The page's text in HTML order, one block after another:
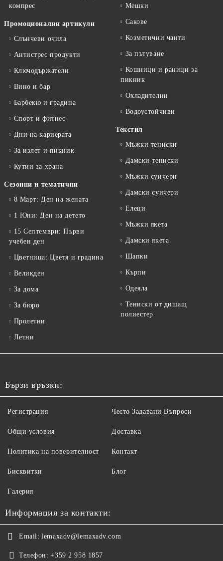
компрес
Промоционални артикули
Слънчеви очила
Антистрес продукти
Ключодържатели
Вино и бар
Барбекю и градина
Спорт и фитнес
Дни на кариерата
За излет и пикник
Кутии за храна
Сезонни и тематични
8 Март: Ден на жената
1 Юни: Ден на детето
15 Септември: Първи
учебен ден
Цветница: Цветя и градина
Великден
За дома
За бюро
Пролетни
Летни
Мешки
Сакове
Козметични чанти
За пътуване
Кошници и раници за
пикник
Охладителни
Водоустойчиви
Текстил
Мъжки тениски
Дамски тениски
Мъжки суичери
Дамски суичери
Елеци
Мъжки якета
Дамски якета
Шапки
Кърпи
Одеяла
Тениски от дишащ
полиестер
Бързи връзки:
Регистрация
Общи условия
Политика на поверителност
Бисквитки
Често Задавани Въпроси
Доставка
Контакт
Блог
Галерия
Информация за контакти:
Email: lemaxadv@lemaxadv.com
Телефон: +359 2 958 1857